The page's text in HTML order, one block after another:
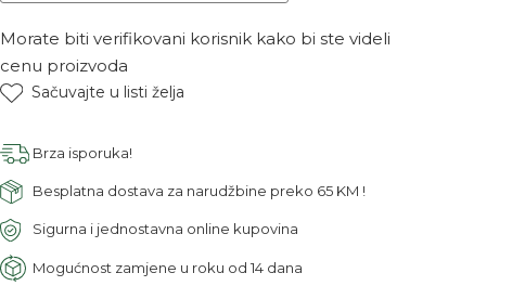
Morate biti verifikovani korisnik kako bi ste videli
cenu proizvoda
Sačuvajte u listi želja
Brza isporuka!
Besplatna dostava za narudžbine preko 65 KM !
Sigurna i jednostavna online kupovina
Mogućnost zamjene u roku od 14 dana